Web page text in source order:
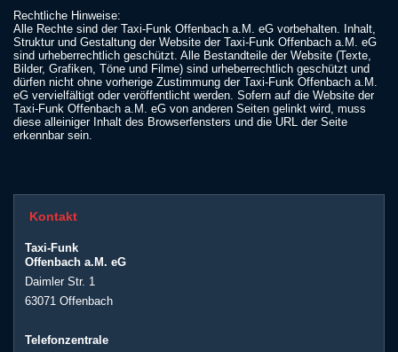
Rechtliche Hinweise:
Alle Rechte sind der Taxi-Funk Offenbach a.M. eG vorbehalten. Inhalt,
Struktur und Gestaltung der Website der Taxi-Funk Offenbach a.M. eG
sind urheberrechtlich geschützt. Alle Bestandteile der Website (Texte,
Bilder, Grafiken, Töne und Filme) sind urheberrechtlich geschützt und
dürfen nicht ohne vorherige Zustimmung der Taxi-Funk Offenbach a.M.
eG vervielfältigt oder veröffentlicht werden. Sofern auf die Website der
Taxi-Funk Offenbach a.M. eG von anderen Seiten gelinkt wird, muss
diese alleiniger Inhalt des Browserfensters und die URL der Seite
erkennbar sein.
Kontakt
Taxi-Funk
Offenbach a.M. eG
Daimler Str. 1
63071 Offenbach
Telefonzentrale